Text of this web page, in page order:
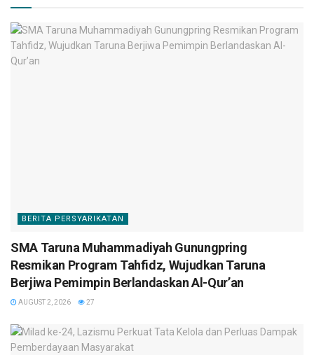
BERITA PERSYARIKATAN
SMA Taruna Muhammadiyah Gunungpring
Resmikan Program Tahfidz, Wujudkan Taruna
Berjiwa Pemimpin Berlandaskan Al-Qur’an
AUGUST 2, 2026 27